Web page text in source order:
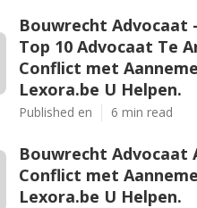
Bouwrecht Advocaat
Top 10 Advocaat Te
Conflict met
Lexora.be U Helpen.
Published en 6 min read
Bouwrecht Advocaat
Conflict met
Lexora.be U Helpen.